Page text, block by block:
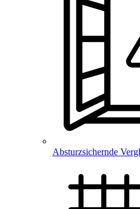
Absturzsichernde